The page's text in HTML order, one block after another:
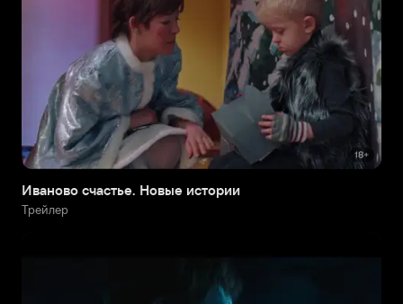
Иваново счастье. Новые истории
Трейлер